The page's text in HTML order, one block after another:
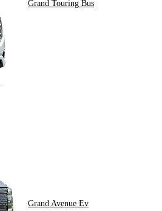
Grand Touring Bus
Grand Avenue Ev